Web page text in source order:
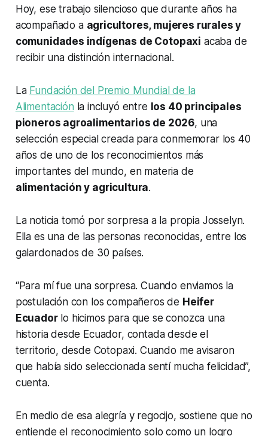
Hoy, ese trabajo silencioso que durante años ha
acompañado a agricultores, mujeres rurales y
comunidades indígenas de Cotopaxi acaba de
recibir una distinción internacional.
La Fundación del Premio Mundial de la
Alimentación la incluyó entre los 40 principales
pioneros agroalimentarios de 2026, una
selección especial creada para conmemorar los 40
años de uno de los reconocimientos más
importantes del mundo, en materia de
alimentación y agricultura.
La noticia tomó por sorpresa a la propia Josselyn.
Ella es una de las personas reconocidas, entre los
galardonados de 30 países.
“Para mí fue una sorpresa. Cuando enviamos la
postulación con los compañeros de Heifer
Ecuadorlo hicimos para que se conozca una
historia desde Ecuador, contada desde el
territorio, desde Cotopaxi. Cuando me avisaron
que había sido seleccionada sentí mucha felicidad”,
cuenta.
En medio de esa alegría y regocijo, sostiene que no
entiende el reconocimiento solo como un logro